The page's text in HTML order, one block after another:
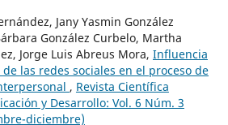
Jany Yasmin González
González Curbelo, Martha
Jorge Luis Abreus Mora, Influencia
las redes sociales en el proceso de
, Revista Científica
y Desarrollo: Vol. 6 Núm. 3
diciembre)